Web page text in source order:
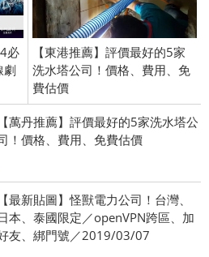
必
劇
【東港推薦】評價最好的5家
洗水塔公司！價格、費用、免
費估價
【萬丹推薦】評價最好的5家洗水塔公
！價格、費用、免費估價
【最新貼圖】怪獸電力公司！台灣、
本、泰國限定／openVPN跨區、加
友、綁門號／2019/03/07